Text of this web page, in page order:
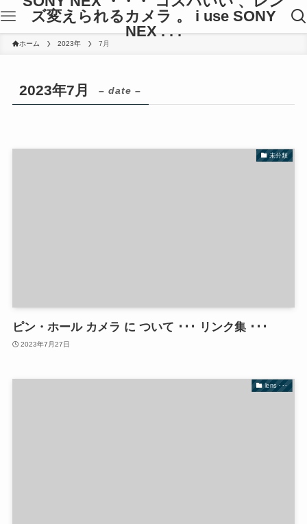
ズ変えられるカメラ 。 i use SONY
NEX . . .
ホーム 2023年 7月
2023年7月 – date –
未分類
ピン・ホール カメラ に ついて ･･･ リンク集 ･･･
2023年7月27日
lens ･･･